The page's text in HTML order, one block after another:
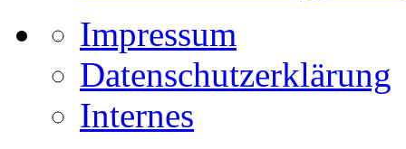
Impressum
Datenschutzerklärung
Internes